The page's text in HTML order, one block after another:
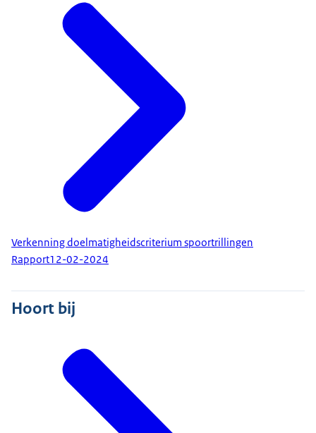
Verkenning doelmatigheidscriterium spoortrillingen
Rapport12-02-2024
Hoort bij